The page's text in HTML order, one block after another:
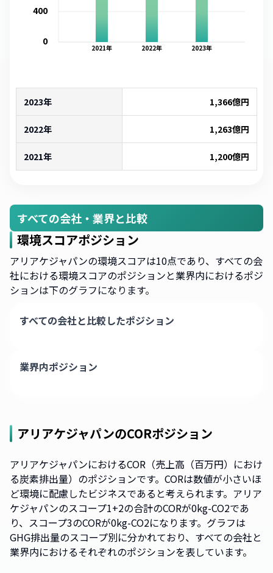
2021年 2022年 2023年
0
400
2023年 1,366億円
2022年 1,263億円
2021年 1,200億円
すべての会社・業界と比較
環境スコアポジション
アリアケジャパンの環境スコアは10点であり、すべての会
社における環境スコアのポジションと業界内におけるポジ
ションは下のグラフになります。
すべての会社と比較したポジション
業界内ポジション
アリアケジャパンのCORポジション
アリアケジャパンにおけるCOR（売上高（百万円）におけ
る炭素排出量）のポジションです。CORは数値が小さいほ
ど環境に配慮したビジネスであると考えられます。アリア
ケジャパンのスコープ1+2の合計のCORが0kg-CO2であ
り、スコープ3のCORが0kg-CO2になります。グラフは
GHG排出量のスコープ別に分かれており、すべての会社と
業界内におけるそれぞれのポジションを表しています。